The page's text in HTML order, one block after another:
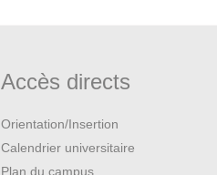
Accès directs
Orientation/Insertion
Calendrier universitaire
Plan du campus